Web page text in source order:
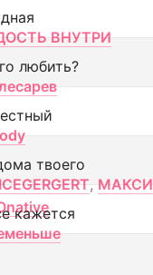
ВНУТРИ
любить?
твоего
ICEGERGERT, МАКСИ
кажется